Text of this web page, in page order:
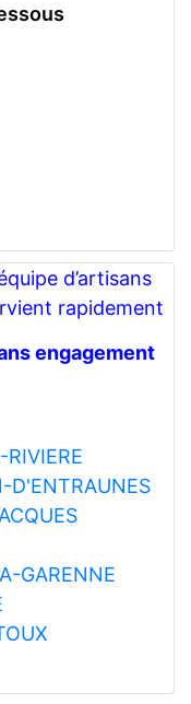
d’artisans
rapidement
engagement
D'ENTRAUNES
GARENNE